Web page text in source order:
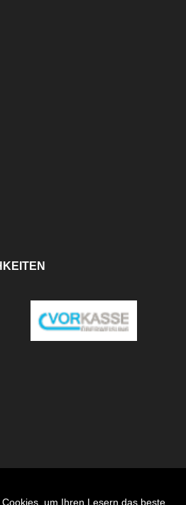
um Ihren Lesern das beste